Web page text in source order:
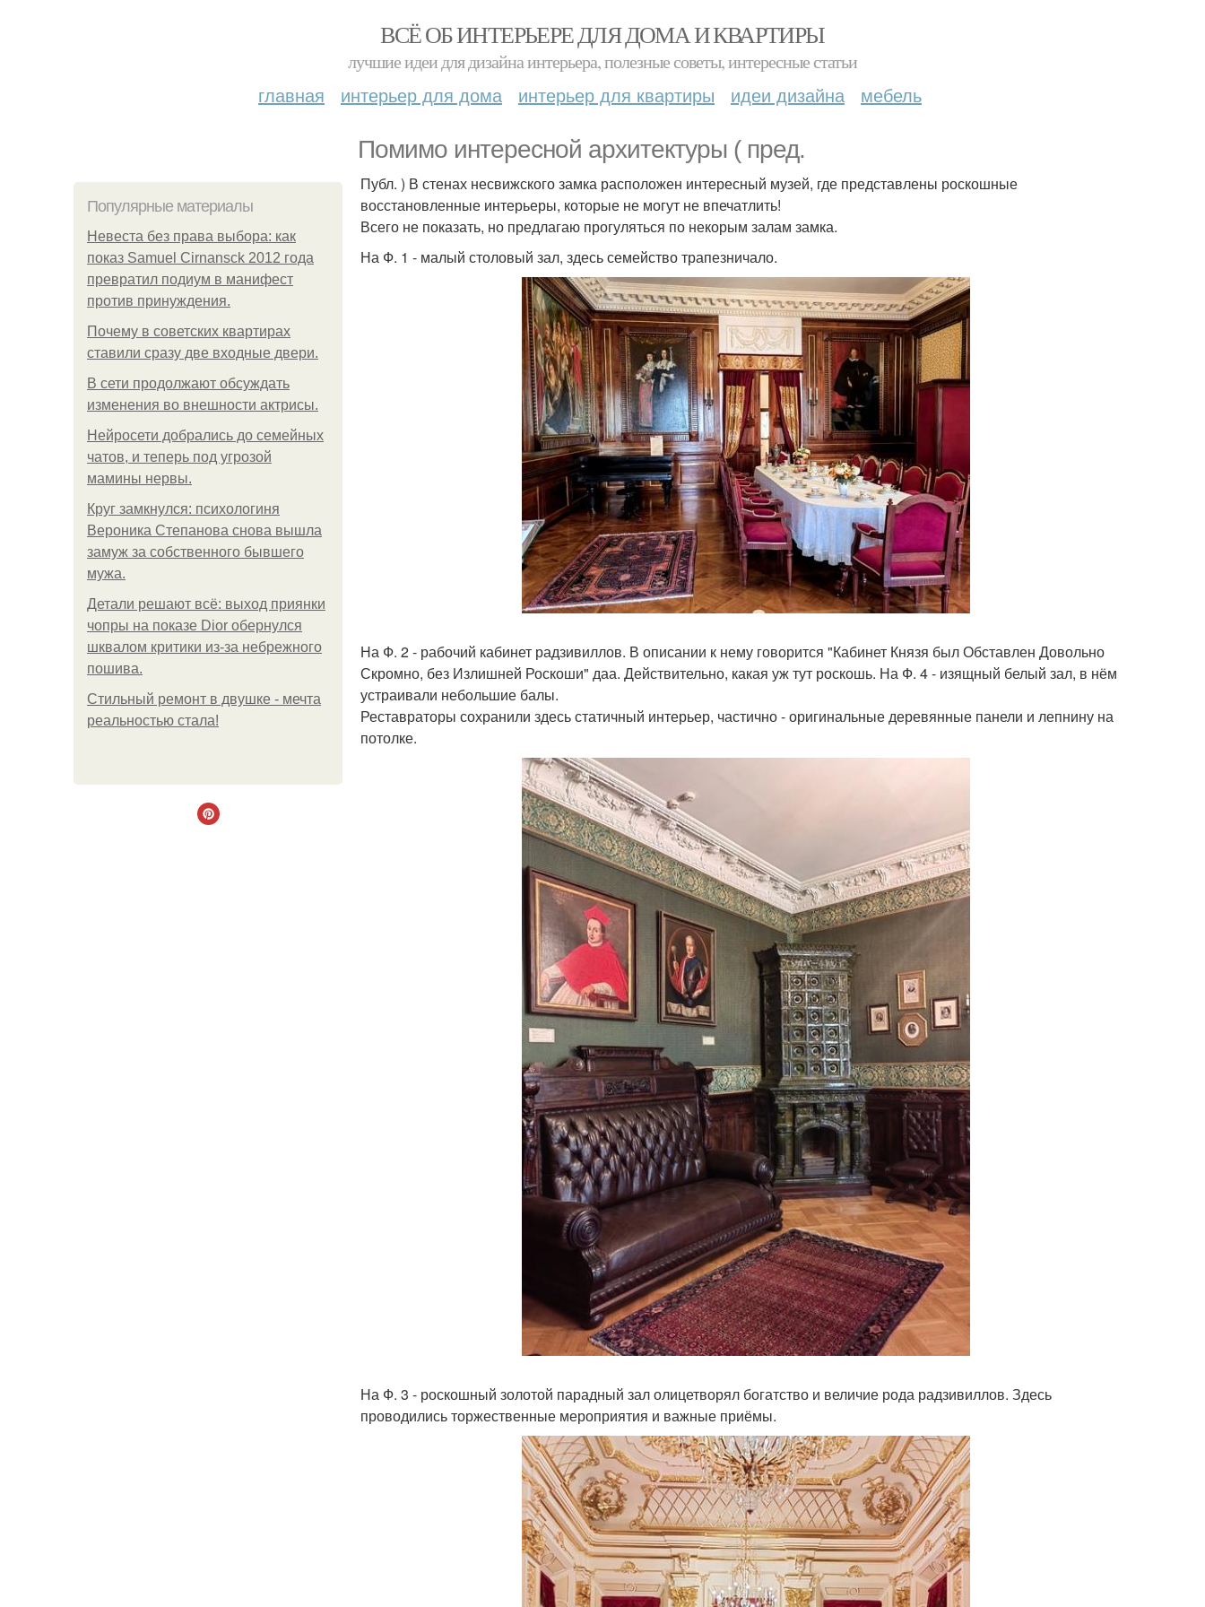
ВСЁ ОБ ИНТЕРЬЕРЕ ДЛЯ ДОМА И КВАРТИРЫ
лучшие идеи для дизайна интерьера, полезные советы, интересные статьи
главная интерьер для дома интерьер для квартиры идеи дизайна мебель
Помимо интересной архитектуры ( пред.
Популярные материалы
Невеста без права выбора: как
показ Samuel Cirnansck 2012 года
превратил подиум в манифест
против принуждения.
Почему в советских квартирах
ставили сразу две входные двери.
В сети продолжают обсуждать
изменения во внешности актрисы.
Нейросети добрались до семейных
чатов, и теперь под угрозой
мамины нервы.
Круг замкнулся: психологиня
Вероника Степанова снова вышла
замуж за собственного бывшего
мужа.
Детали решают всё: выход приянки
чопры на показе Dior обернулся
шквалом критики из-за небрежного
пошива.
Стильный ремонт в двушке - мечта
реальностью стала!
Публ. ) В стенах несвижского замка расположен интересный музей, где представлены роскошные
восстановленные интерьеры, которые не могут не впечатлить!
Всего не показать, но предлагаю прогуляться по некорым залам замка.
На Ф. 1 - малый столовый зал, здесь семейство трапезничало.
На Ф. 2 - рабочий кабинет радзивиллов. В описании к нему говорится "Кабинет Князя был Обставлен Довольно
Скромно, без Излишней Роскоши" даа. Действительно, какая уж тут роскошь. На Ф. 4 - изящный белый зал, в нём
устраивали небольшие балы.
Реставраторы сохранили здесь статичный интерьер, частично - оригинальные деревянные панели и лепнину на
потолке.
На Ф. 3 - роскошный золотой парадный зал олицетворял богатство и величие рода радзивиллов. Здесь
проводились торжественные мероприятия и важные приёмы.